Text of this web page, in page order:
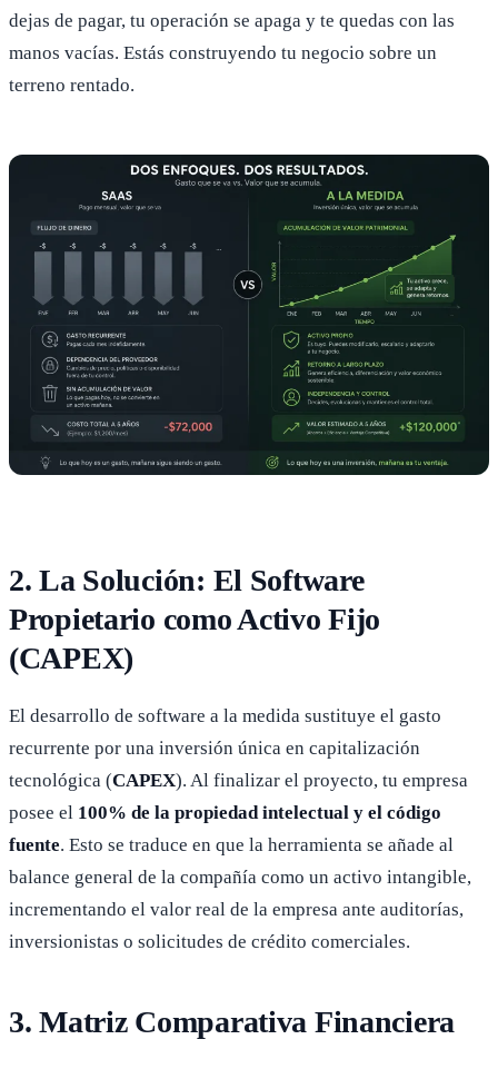
dejas de pagar, tu operación se apaga y te quedas con las
manos vacías. Estás construyendo tu negocio sobre un
terreno rentado.
2. La Solución: El Software
Propietario como Activo Fijo
(CAPEX)
El desarrollo de software a la medida sustituye el gasto
recurrente por una inversión única en capitalización
tecnológica (CAPEX). Al finalizar el proyecto, tu empresa
posee el 100% de la propiedad intelectual y el código
fuente. Esto se traduce en que la herramienta se añade al
balance general de la compañía como un activo intangible,
incrementando el valor real de la empresa ante auditorías,
inversionistas o solicitudes de crédito comerciales.
3. Matriz Comparativa Financiera